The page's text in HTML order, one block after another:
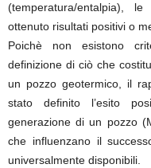
(temperatura/entalpia),
ottenuto risultati positivi o
Poichè non esistono
definizione di ciò che
un pozzo geotermico, il
stato definito l’esito
generazione di un pozzo
che influenzano il
universalmente disponibili.